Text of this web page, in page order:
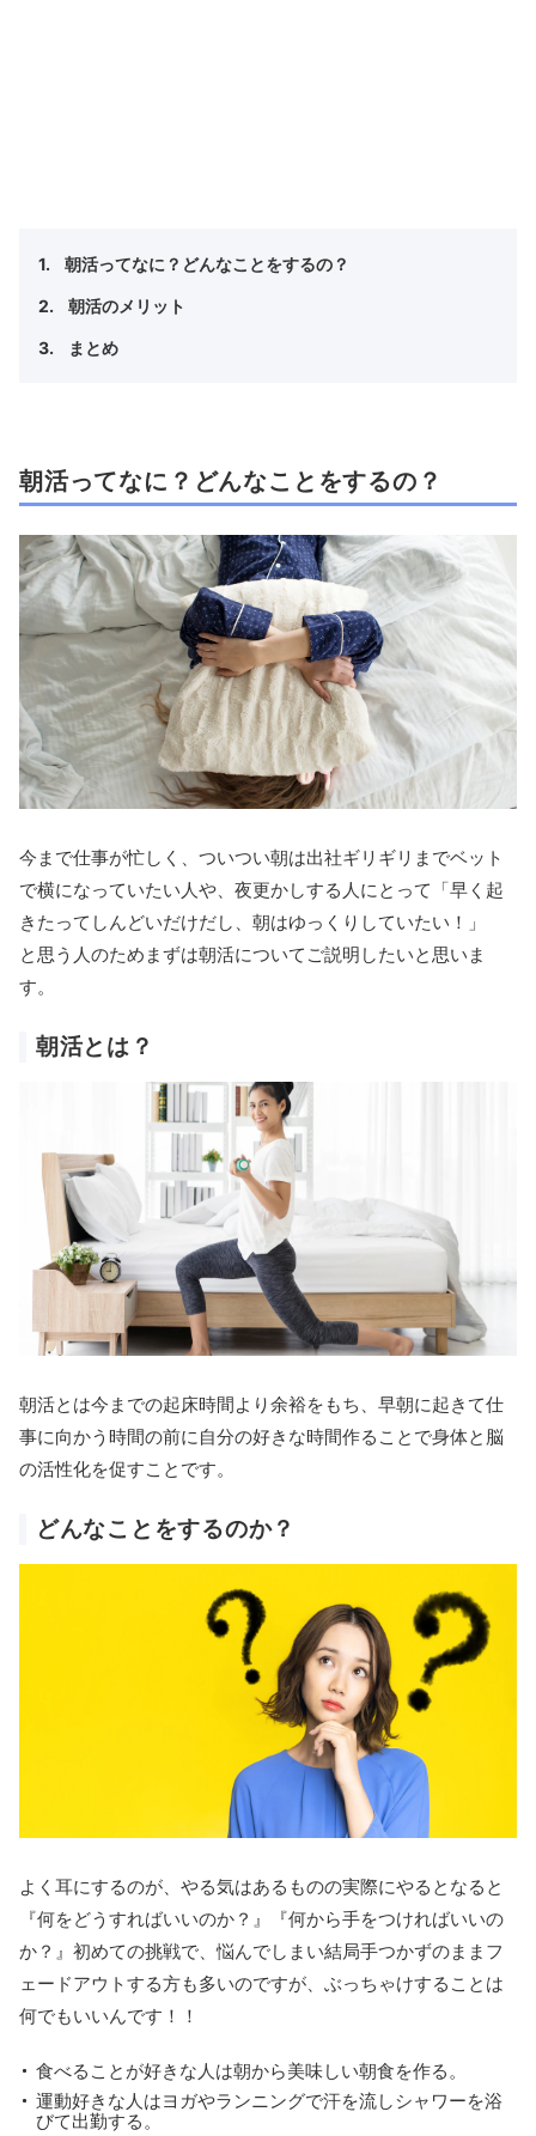
朝活ってなに？どんなことをするの？
朝活のメリット
まとめ
朝活ってなに？どんなことをするの？
今まで仕事が忙しく、ついつい朝は出社ギリギリまでベット
で横になっていたい人や、夜更かしする人にとって「早く起
きたってしんどいだけだし、朝はゆっくりしていたい！」
と思う人のためまずは朝活についてご説明したいと思いま
す。
朝活とは？
朝活とは今までの起床時間より余裕をもち、早朝に起きて仕
事に向かう時間の前に自分の好きな時間作ることで身体と脳
の活性化を促すことです。
どんなことをするのか？
よく耳にするのが、やる気はあるものの実際にやるとなると
『何をどうすればいいのか？』『何から手をつければいいの
か？』初めての挑戦で、悩んでしまい結局手つかずのままフ
ェードアウトする方も多いのですが、ぶっちゃけすることは
何でもいいんです！！
食べることが好きな人は朝から美味しい朝食を作る。
運動好きな人はヨガやランニングで汗を流しシャワーを浴
びて出勤する。